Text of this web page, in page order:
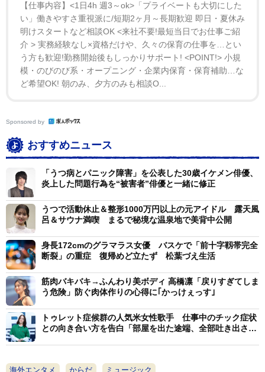
長年にわたりうつ病と闘ってきたが、ある時期には希
望を完全に失ったこともあったとビリーは振り返った。
「人生を通じて、うつ病にひどく苦しんできた。心の奥
底で何かが起こったりする時、私がいつも頼りにしてき
たのは『まあ、いずれ過ぎ去る。波のように押し寄せて
字通り『どうでもいい。良くなることなんて望んでいな
い』と思ってしまったの」
【仕事内容】<1日4h 週3～ok>「プライベートも大切にした
い」働きやすさ重視派に/短期2ヶ月～長期歓迎 即日・夏休み
明けスタートなど相談OK <来社不要!最短当日でお仕事ご紹
介 > 実務経験なし×資格だけや、久々の保育の仕事を…とい
う方も歓迎!勤務開始後もしっかりサポート! <POINT!> 小規
模・のびのび系・オープニング・企業内保育・保育補助…な
ど希望OK! 朝のみ、夕方のみも相談O...
Sponsored by
おすすめニュース
「うつ病とパニック障害」を公表した30歳イケメン俳優、
炎上した問題行為を“被害者”俳優と一緒に修正
うつで活動休止＆整形1000万円以上の元アイドル 露天風
呂＆サウナ満喫 まるで秘境な温泉地で美背中公開
身長172cmのグラマラス女優 バスケで「前十字靱帯完全
断裂」の重症 復帰めど立たず 松葉づえ生活
筋肉バキバキ→ふんわり美ボディ 高橋凛「戻りすぎてしま
う危険」防ぐ肉体作りの心得に｢かっけぇっす｣
トゥレット症候群の人気米女性歌手 仕事中のチック症状
との向き合い方を告白「部屋を出た途端、全部吐き出さな
海外エンタメ からだ ミュージック